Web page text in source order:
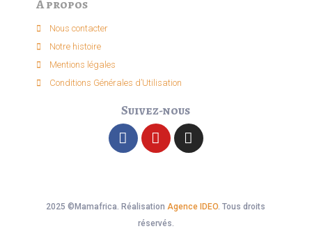
À propos
Nous contacter
Notre histoire
Mentions légales
Conditions Générales d’Utilisation
Suivez-nous
2025 ©Mamafrica. RéalisationAgence IDEO. Tous droits
réservés.